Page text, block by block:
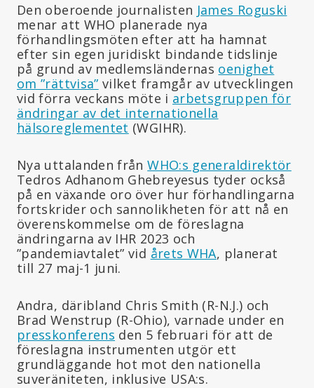
Den oberoende journalisten James Roguski
menar att WHO planerade nya
förhandlingsmöten efter att ha hamnat
efter sin egen juridiskt bindande tidslinje
på grund av medlemsländernas oenighet
om ”rättvisa” vilket framgår av utvecklingen
vid förra veckans möte i arbetsgruppen för
ändringar av det internationella
hälsoreglementet (WGIHR).
Nya uttalanden frånWHO:s generaldirektör
Tedros Adhanom Ghebreyesus tyder också
på en växande oro över hur förhandlingarna
fortskrider och sannolikheten för att nå en
överenskommelse om de föreslagna
ändringarna av IHR 2023 och
”pandemiavtalet” vid årets WHA, planerat
till 27 maj-1 juni.
Andra, däribland Chris Smith (R-N.J.) och
Brad Wenstrup (R-Ohio), varnade under en
presskonferens den 5 februari för att de
föreslagna instrumenten utgör ett
grundläggande hot mot den nationella
suveräniteten, inklusive USA:s.